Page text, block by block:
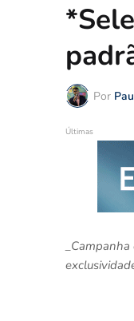
Por
Últimas
_Campanha